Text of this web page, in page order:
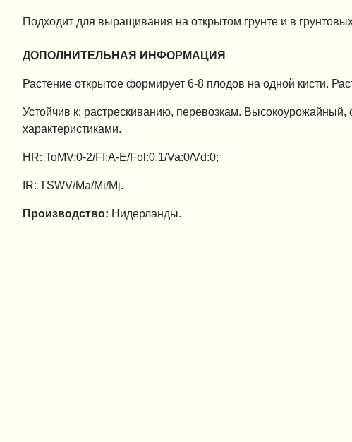
Подходит для выращивания на открытом грунте и в
ДОПОЛНИТЕЛЬНАЯ ИНФОРМАЦИЯ
Растение открытое формирует 6-8 плодов на одной кисти.
Устойчив к: растрескиванию, перевозкам.
характеристиками.
HR: ToMV:0-2/Ff:A-E/Fol:0,1/Va:0/Vd:0;
IR: TSWV/Ma/Mi/Mj.
Производство: Нидерланды.